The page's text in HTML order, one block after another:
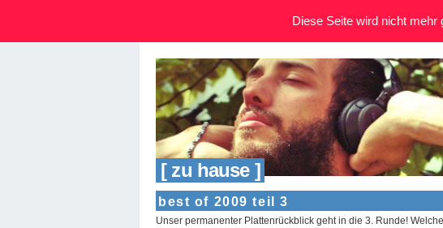
[ zu hause ]
best of 2009 teil 3
Unser permanenter Plattenrückblick geht in die 3. Runde!
Diese Seite wird nicht mehr